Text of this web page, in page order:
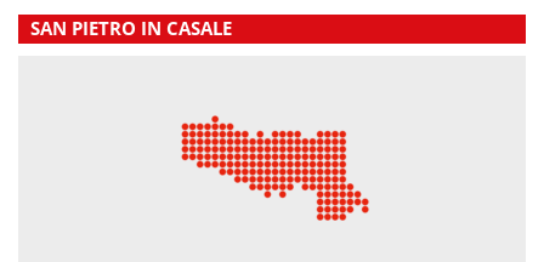
.
SAN PIETRO IN CASALE